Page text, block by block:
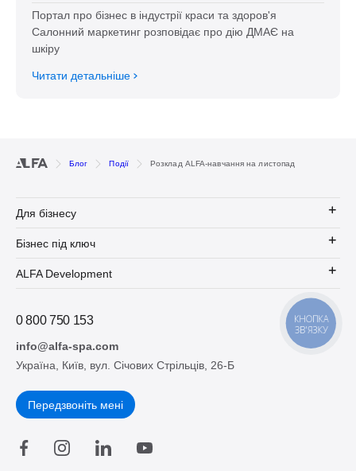
Портал про бізнес в індустрії краси та здоров'я
Салонний маркетинг розповідає про дію ДМАЄ на
шкіру
Читати детальніше
Блог Події Розклад ALFA-навчання на листопад
Для бізнесу
Бізнес під ключ
ALFA Development
0 800 750 153
info@alfa-spa.com
Україна, Київ, вул. Січових Стрільців, 26-Б
Передзвоніть мені
КНОПКА
ЗВ'ЯЗКУ